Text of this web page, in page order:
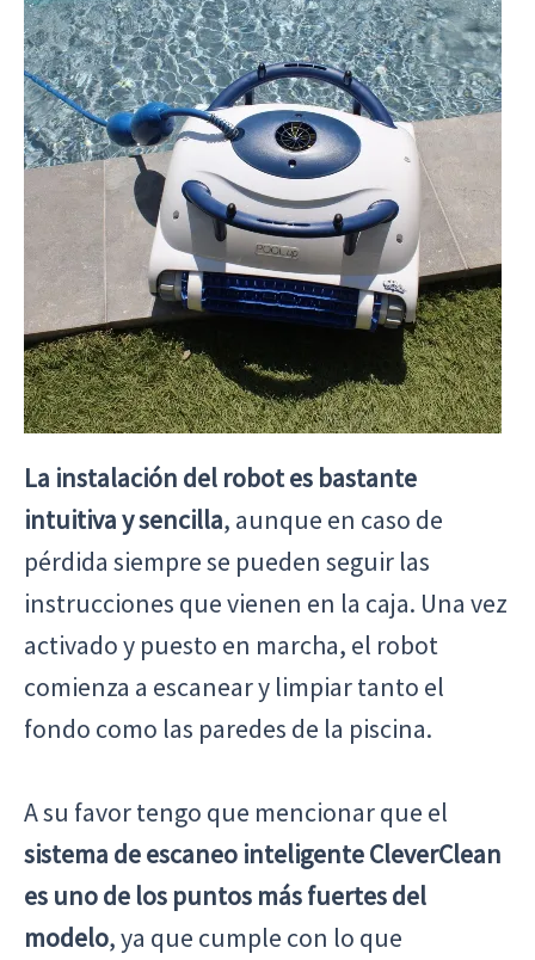
La instalación del robot es bastante
intuitiva y sencilla, aunque en caso de
pérdida siempre se pueden seguir las
instrucciones que vienen en la caja. Una vez
activado y puesto en marcha, el robot
comienza a escanear y limpiar tanto el
fondo como las paredes de la piscina.
A su favor tengo que mencionar que el
sistema de escaneo inteligente CleverClean
es uno de los puntos más fuertes del
modelo, ya que cumple con lo que